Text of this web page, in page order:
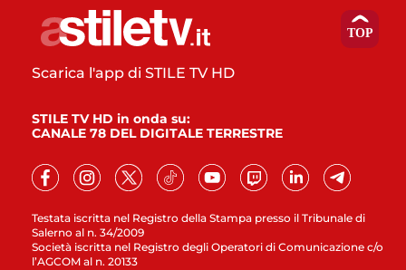
Testata iscritta nel Registro della Stampa presso il Tribunale di
Salerno al n. 34/2009
Società iscritta nel Registro degli Operatori di Comunicazione c/o
l’AGCOM al n. 20133
Scarica l'app di STILE TV HD
STILE TV HD in onda su:
CANALE 78 DEL DIGITALE TERRESTRE